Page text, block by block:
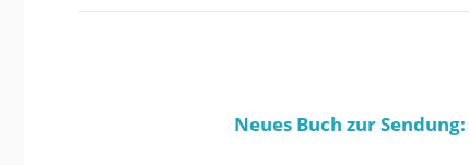
Neues Buch zur Sendung: